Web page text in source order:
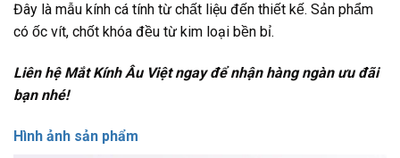
Đây là mẫu kính cá tính từ chất liệu đến thiết kế. Sản phẩm
có ốc vít, chốt khóa đều từ kim loại bền bỉ.
Liên hệ Mắt Kính Âu Việt ngay để nhận hàng ngàn ưu đãi
bạn nhé!
Hình ảnh sản phẩm